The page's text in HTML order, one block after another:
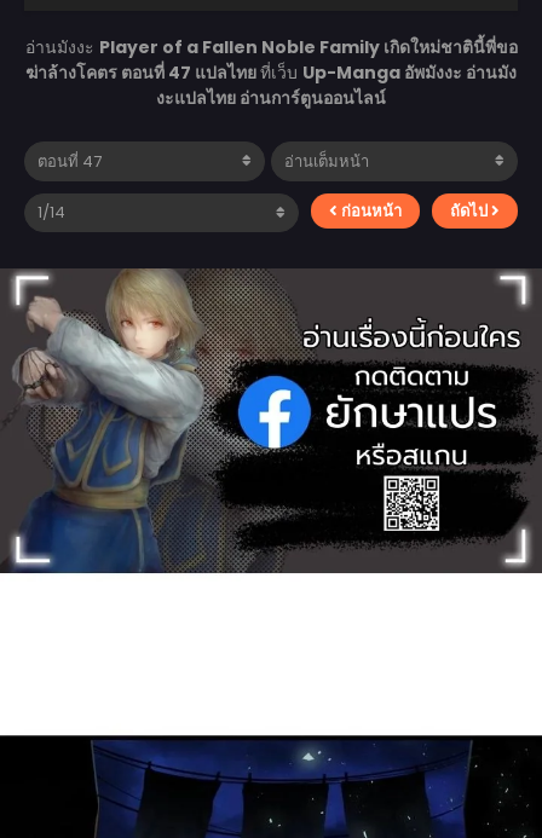
อ่านมังงะ Player of a Fallen Noble Family เกิดใหม่ชาตินี้พี่ขอ
ฆ่าล้างโคตร ตอนที่ 47 แปลไทยที่เว็บ Up-Manga อัพมังงะ อ่านมัง
งะแปลไทย อ่านการ์ตูนออนไลน์
ก่อนหน้า ถัดไป